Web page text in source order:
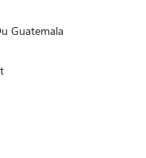
Guatemala